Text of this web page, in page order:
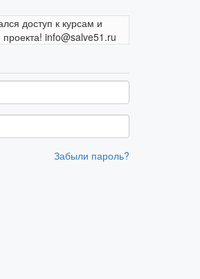
доступ к курсам и
info@salve51.ru
Забыли пароль?